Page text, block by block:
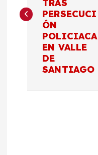
e
TRAS
PERSECUCI
ÓN
POLICIACA
EN VALLE
DE
SANTIAGO